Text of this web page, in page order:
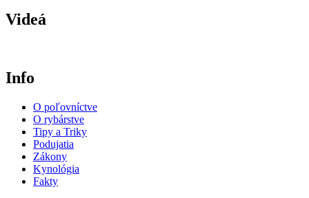
Videá
Info
O poľovníctve
O rybárstve
Tipy a Triky
Podujatia
Zákony
Kynológia
Fakty